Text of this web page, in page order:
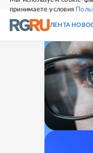
принимаете условия
СВЕЖИЙ НОМЕР
ЛЕНТА